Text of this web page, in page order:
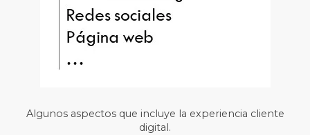
Algunos aspectos que incluye la experiencia cliente
digital.